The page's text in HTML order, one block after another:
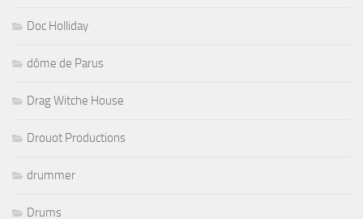
Doc Holliday
dôme de Parus
Drag Witche House
Drouot Productions
drummer
Drums